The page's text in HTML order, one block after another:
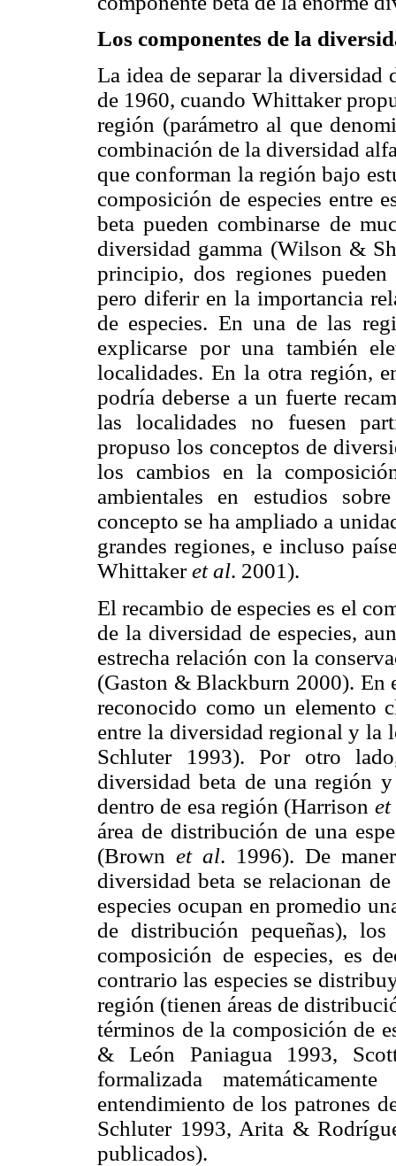
Los componentes de la
La idea de separar la diversidad
de 1960, cuando Whittaker
región (parámetro al que
combinación de la diversidad
que conforman la región bajo
composición de especies entre
beta pueden combinarse de
diversidad gamma (Wilson &
principio, dos regiones
pero diferir en la importancia
de especies. En una de las
explicarse por una también
localidades. En la otra región,
podría deberse a un fuerte
las localidades no fuesen
propuso los conceptos de
los cambios en la
ambientales en estudios
concepto se ha ampliado a
grandes regiones, e incluso
Whittakeret al. 2001).
El recambio de especies es el
de la diversidad de especies,
estrecha relación con la
(Gaston & Blackburn 2000). En
reconocido como un elemento
entre la diversidad regional y
Schluter 1993). Por otro
diversidad beta de una región
dentro de esa región (Harrison
área de distribución de una
(Brown et al. 1996). De
diversidad beta se relacionan
especies ocupan en promedio
de distribución pequeñas),
composición de especies, es
contrario las especies se
región (tienen áreas de
términos de la composición de
& León Paniagua 1993,
formalizada
entendimiento de los patrones
Schluter 1993, Arita &
publicados).